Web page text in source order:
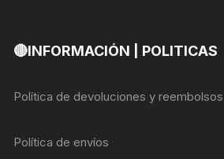
🔴INFORMACIÓN | POLITICAS
Política de devoluciones y reembolsos
Política de envíos